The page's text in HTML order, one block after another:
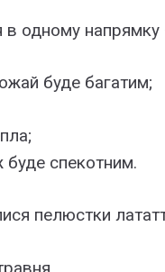
одному напрямку
буде багатим;
буде спекотним.
пелюстки